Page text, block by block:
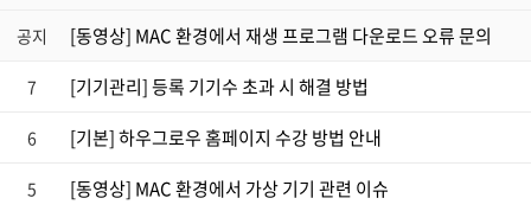
공지 [동영상] MAC 환경에서 재생 프로그램 다운로드 오류 문의
7 [기기관리] 등록 기기수 초과 시 해결 방법
6 [기본] 하우그로우 홈페이지 수강 방법 안내
5 [동영상] MAC 환경에서 가상 기기 관련 이슈